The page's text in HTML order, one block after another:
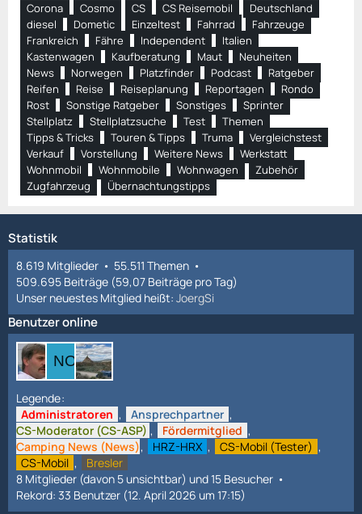
Corona Cosmo CS CS Reisemobil
Deutschland
diesel
Dometic Einzeltest Fahrrad
Fahrzeuge
Frankreich
Fähre Independent
Italien
Kastenwagen
Kaufberatung Maut
Neuheiten
News
Norwegen Platzfinder Podcast
Ratgeber
Reifen
Reise Reiseplanung Reportagen
Rondo
Rost
Sonstige Ratgeber Sonstiges
Sprinter
Stellplatz
Stellplatzsuche Test
Themen
Tipps & Tricks
Touren & Tipps Truma
Vergleichstest
Verkauf
Vorstellung Weitere News
Werkstatt
Wohnmobil
Wohnmobile Wohnwagen
Zubehör
Zugfahrzeug
Übernachtungstipps
Statistik
8.619 Mitglieder
55.511 Themen
509.695 Beiträge (59,07 Beiträge pro Tag)
Unser neuestes Mitglied heißt: JoergSi
Benutzer online
Legende
Administratoren
Ansprechpartner
CS-Moderator (CS-ASP)
Fördermitglied
Camping News (News)
HRZ-HRX
CS-Mobil (Tester)
CS-Mobil
Bresler
8 Mitglieder (davon 5 unsichtbar) und 15 Besucher
Rekord: 33 Benutzer (12. April 2026 um 17:15)